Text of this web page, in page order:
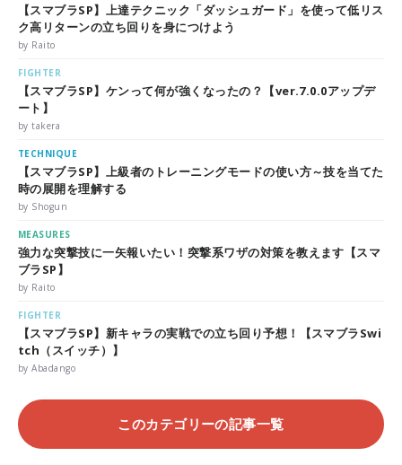
【スマブラSP】上達テクニック「ダッシュガード」を使って低リス
ク高リターンの立ち回りを身につけよう
by Raito
FIGHTER
【スマブラSP】ケンって何が強くなったの？【ver.7.0.0アップデ
ート】
by takera
TECHNIQUE
【スマブラSP】上級者のトレーニングモードの使い方～技を当てた
時の展開を理解する
by Shogun
MEASURES
強力な突撃技に一矢報いたい！突撃系ワザの対策を教えます【スマ
ブラSP】
by Raito
FIGHTER
【スマブラSP】新キャラの実戦での立ち回り予想！【スマブラSwi
tch（スイッチ）】
by Abadango
このカテゴリーの記事一覧